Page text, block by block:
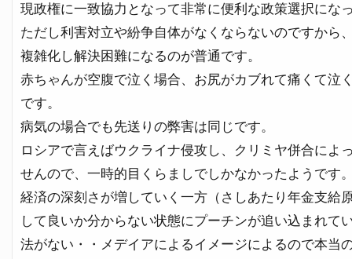
現政権に一致協力となって非常に便利な政策選択にな
ただし利害対立や紛争自体がなくならないのですから
複雑化し解決困難になるのが普通です。
赤ちゃんが空腹で泣く場合、お尻がカブれて痛くて泣
です。
病気の場合でも先送りの弊害は同じです。
ロシアで言えばウクライナ侵攻し、クリミヤ併合によ
せんので、一時的目くらましでしかなかったようです
経済の深刻さが増していく一方（さしあたり年金支給
して良いか分からない状態にプーチンが追い込まれて
法がない・・メデイアによるイメージによるので本当